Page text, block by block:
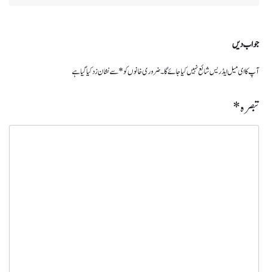
جواب دیں
آپ کا ای میل ایڈریس شائع نہیں کیا جائے گا۔ضروری خانوں کو*سے نشان زد کیا گیا ہے
تبصرہ*